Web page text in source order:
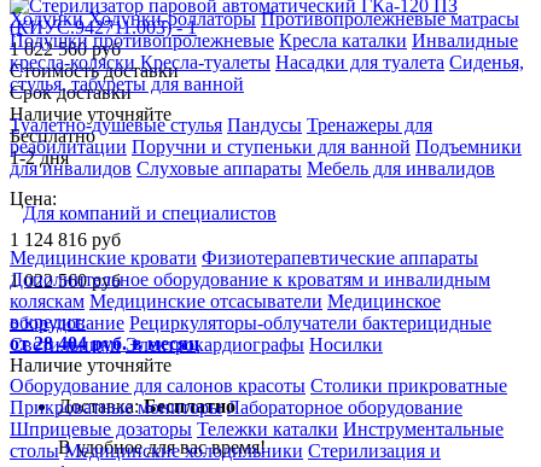
ХодункиХодунки-роллаторы Противопролежневые матрасы
Подушки противопролежневые Кресла каталки Инвалидные
кресла-коляски Кресла-туалеты Насадки для туалета Сиденья,
стулья, табуреты для ванной
Туалетно-душевые стулья Пандусы Тренажеры для
реабилитации Поручни и ступеньки для ванной Подъемники
для инвалидов Слуховые аппараты Мебель для инвалидов
Для компаний и специалистов
Медицинские кровати Физиотерапевтические аппараты
Дополнительное оборудование к кроватям и инвалидным
коляскам Медицинские отсасыватели Медицинское
оборудование Рециркуляторы-облучатели бактерицидные
Светильники Электрокардиографы Носилки
Оборудование для салонов красоты Столики прикроватные
Прикроватные мониторы Лабораторное оборудование
Шприцевые дозаторы Тележки каталки Инструментальные
столы Медицинские холодильники Стерилизация и
1 022 560 руб
Стоимость доставки
Срок доставки
Наличие уточняйте
Бесплатно
1-2 дня
Цена:
1 124 816 руб
1 022 560руб
в кредит:
от 28 404 руб. в месяц
Наличие уточняйте
Доставка:Бесплатно
В удобное для вас время!